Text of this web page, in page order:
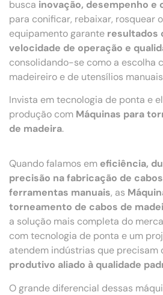
busca inovação, desempenho e
para conificar, rebaixar, rosquear
equipamento garante resultados
velocidade de operação e
consolidando-se como a escolha
madeireiro e de utensílios
Invista em tecnologia de ponta e
produção com Máquinas para
de madeira.
Quando falamos em eficiência,
precisão na fabricação de
ferramentas manuais, as
torneamento de cabos de
a solução mais completa do
com tecnologia de ponta e um
atendem indústrias que precisam
produtivo aliado à qualidade
O grande diferencial dessas